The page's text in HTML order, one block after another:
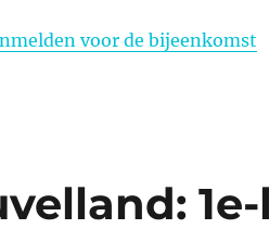
voor de bijeenkomst